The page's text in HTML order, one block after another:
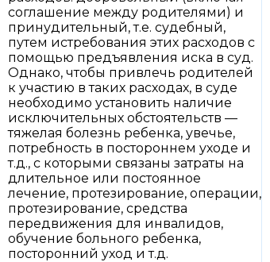
соглашение между родителями) и
принудительный, т.е. судебный,
путем истребования этих расходов с
помощью предъявления иска в суд.
Однако, чтобы привлечь родителей
к участию в таких расходах, в суде
необходимо установить наличие
исключительных обстоятельств —
тяжелая болезнь ребенка, увечье,
потребность в постороннем уходе и
т.д., с которыми связаны затраты на
длительное или постоянное
лечение, протезирование, операции,
протезирование, средства
передвижения для инвалидов,
обучение больного ребенка,
посторонний уход и т.д.